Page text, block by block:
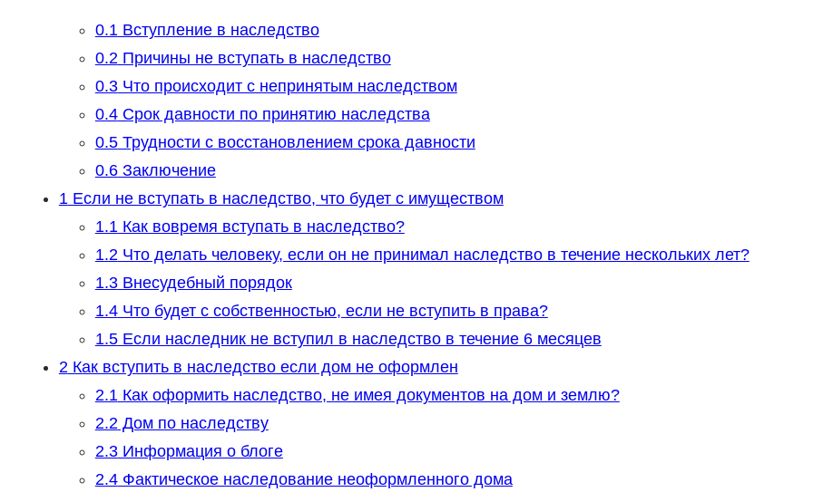
0.1Вступление в наследство
0.2Причины не вступать в наследство
0.3Что происходит с непринятым наследством
0.4Срок давности по принятию наследства
0.5Трудности с восстановлением срока давности
0.6Заключение
1Если не вступать в наследство, что будет с имуществом
1.1Как вовремя вступать в наследство?
1.2Что делать человеку, если он не принимал наследство в течение нескольких лет?
1.3Внесудебный порядок
1.4Что будет с собственностью, если не вступить в права?
1.5Если наследник не вступил в наследство в течение 6 месяцев
2Как вступить в наследство если дом не оформлен
2.1Как оформить наследство, не имея документов на дом и землю?
2.2Дом по наследству
2.3Информация о блоге
2.4Фактическое наследование неоформленного дома